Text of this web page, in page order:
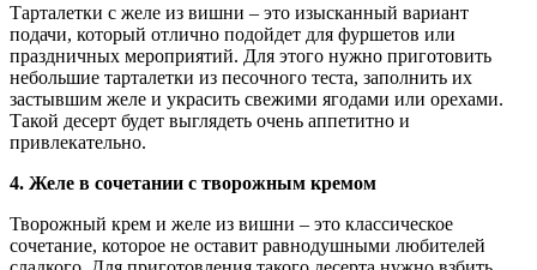
Тарталетки с желе из вишни – это изысканный вариант
подачи, который отлично подойдет для фуршетов или
праздничных мероприятий. Для этого нужно приготовить
небольшие тарталетки из песочного теста, заполнить их
застывшим желе и украсить свежими ягодами или орехами.
Такой десерт будет выглядеть очень аппетитно и
привлекательно.
4. Желе в сочетании с творожным кремом
Творожный крем и желе из вишни – это классическое
сочетание, которое не оставит равнодушными любителей